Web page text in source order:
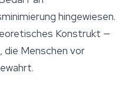
hingewiesen.
Konstrukt —
die Menschen vor